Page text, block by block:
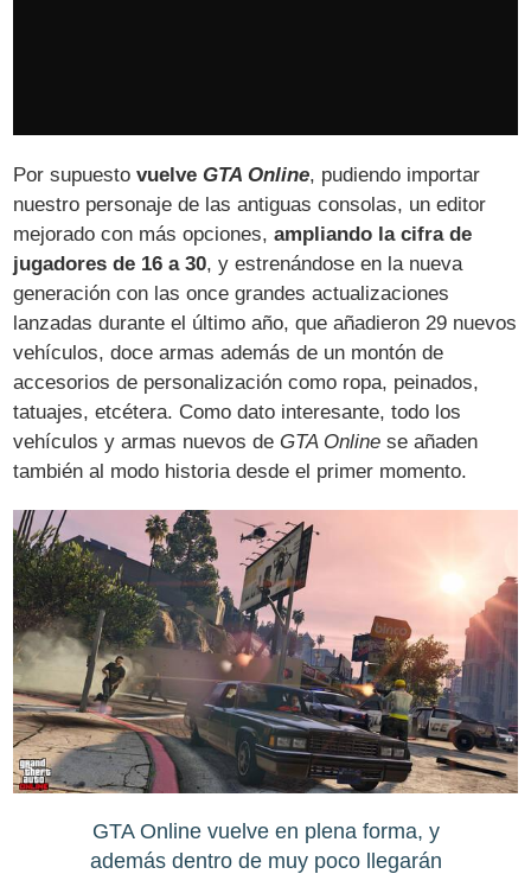
Por supuestovuelveGTA Online, pudiendo importar
nuestro personaje de las antiguas consolas, un editor
mejorado con más opciones,ampliando la cifra de
jugadores de 16 a 30, y estrenándose en la nueva
generación con las once grandes actualizaciones
lanzadas durante el último año, que añadieron 29 nuevos
vehículos, doce armas además de un montón de
accesorios de personalización como ropa, peinados,
tatuajes, etcétera. Como dato interesante, todo los
vehículos y armas nuevos deGTA Online se añaden
también al modo historia desde el primer momento.
GTA Online vuelve en plena forma, y
además dentro de muy poco llegarán